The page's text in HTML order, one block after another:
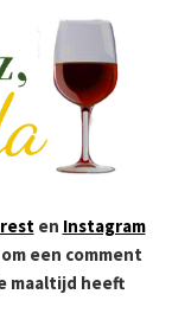
en Instagram
een comment
maaltijd heeft